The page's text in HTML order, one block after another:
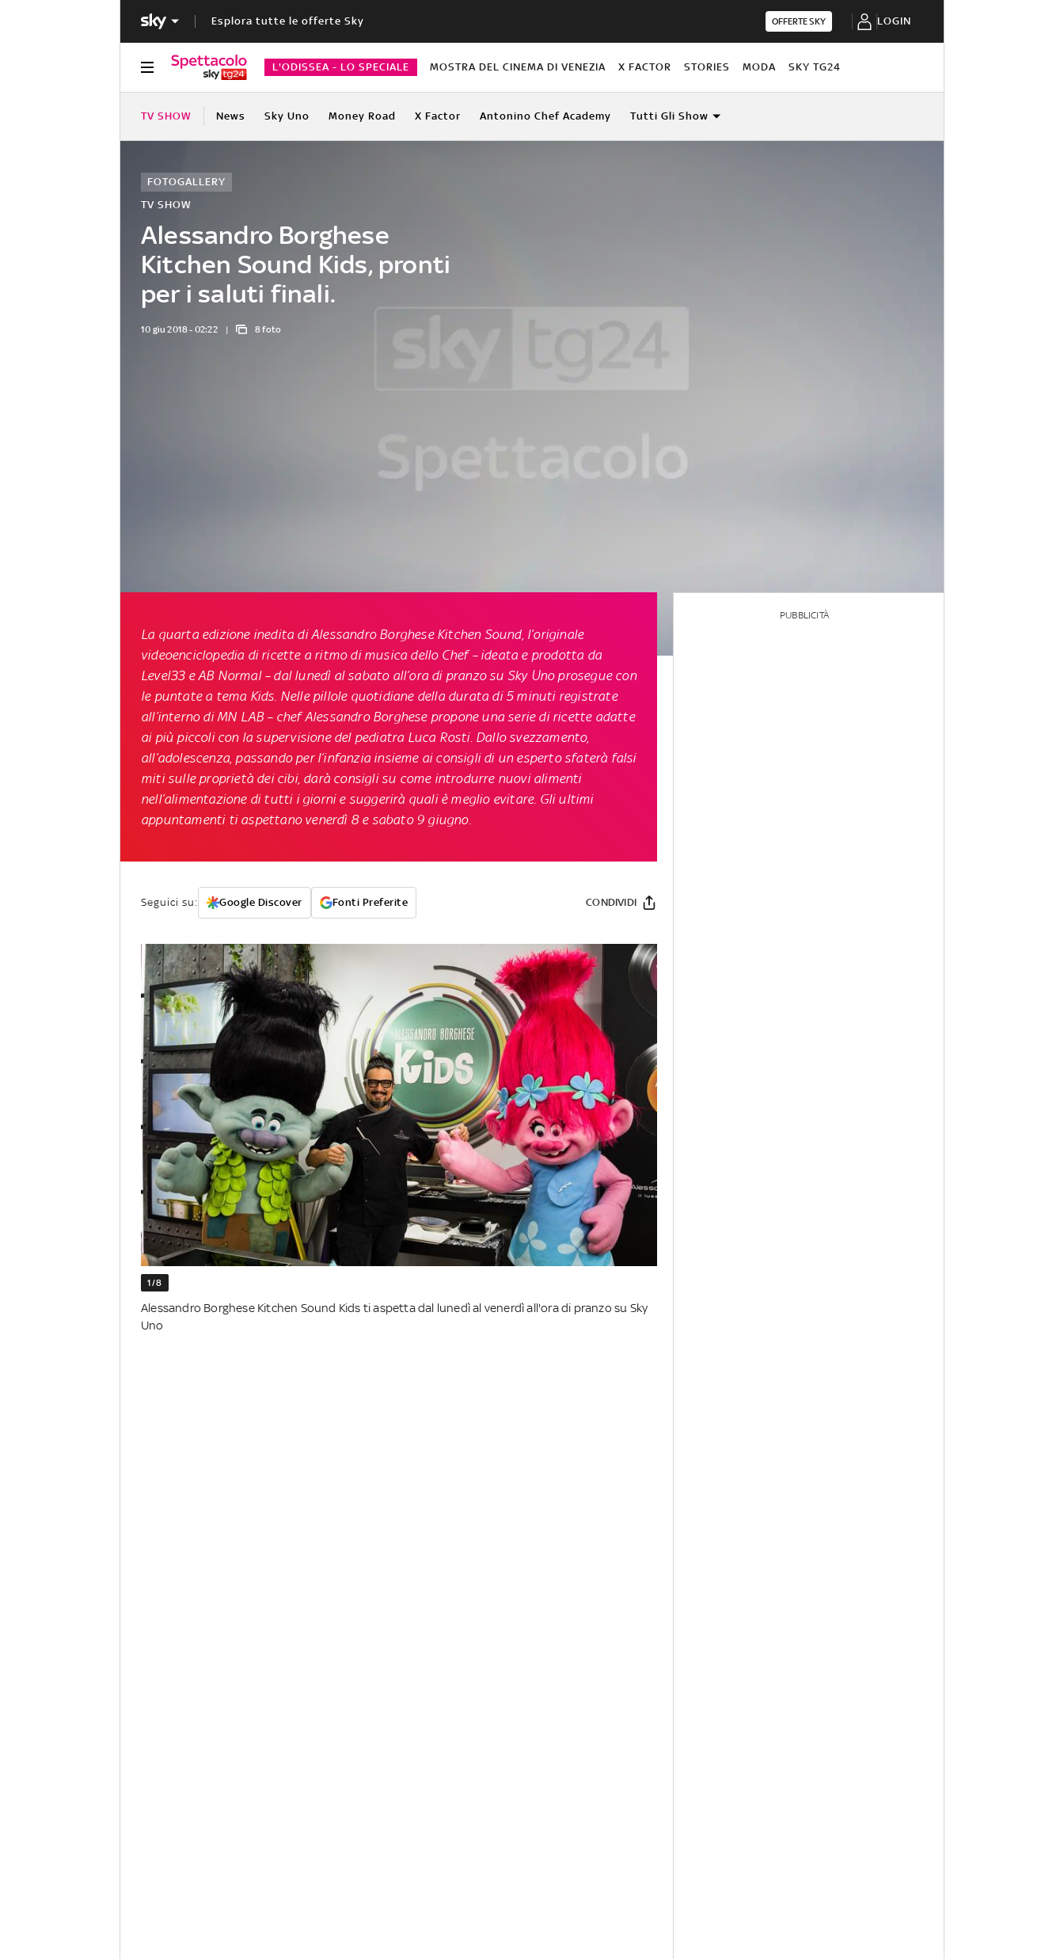
Esplora tutte le offerte Sky OFFERTE SKY LOGIN
L'ODISSEA - LO SPECIALE MOSTRA DEL CINEMA DI VENEZIA X FACTOR STORIES MODA SKY TG24
TV SHOW News Sky Uno Money Road X Factor Antonino Chef Academy Tutti Gli Show
Alessandro Borghese
Kitchen Sound Kids, pronti
per i saluti finali.
TV SHOW
FOTOGALLERY
10 giu 2018 - 02:22 8 foto
La quarta edizione inedita diAlessandro Borghese Kitchen Sound, l’originale
videoenciclopedia di ricette a ritmo di musica dello Chef – ideata e prodotta da
Level33 e AB Normal – dal lunedì al sabato all’ora di pranzo su Sky Uno prosegue con
le puntate a tema Kids Nelle pillole quotidiane della durata di 5 minutiregistrate
all’interno di MN LAB – chef Alessandro Borghese propone una serie di ricette adatte
ai più piccoli con la supervisione del pediatra Luca Rosti. Dallo svezzamento,
all’adolescenza, passando per l’infanzia insieme ai consigli di un esperto sfaterà falsi
miti sulle proprietà dei cibi, darà consigli su come introdurre nuovi alimenti
nell’alimentazione di tutti i giorni e suggerirà quali è meglio evitare. Gli ultimi
appuntamenti ti aspettano venerdì 8 e sabato 9 giugno.
Seguici su: Google Discover Fonti Preferite CONDIVIDI
1/8
Alessandro Borghese Kitchen Sound Kids ti aspetta dal lunedì al venerdì all'ora di pranzo su Sky
Uno
PUBBLICITÀ